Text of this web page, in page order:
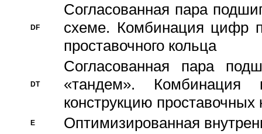
DF
Согласованная пара
схеме. Комбинация цифр
проставочного кольца
DT
Согласованная пара
«тандем».
конструкцию проставочных
E
Оптимизированная